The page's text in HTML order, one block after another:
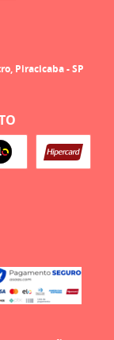
Piracicaba-SP